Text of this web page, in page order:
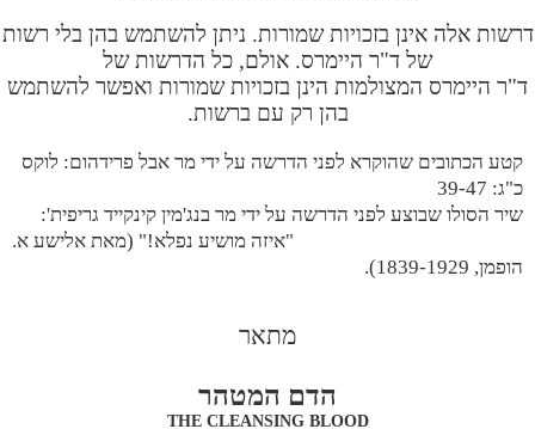
דרשות אלה אינן בזכויות שמורות. ניתן להשתמש בהן בלי רשות
של ד"ר היימרס. אולם, כל הדרשות של
ד"ר היימרס המצולמות הינן בזכויות שמורות ואפשר להשתמש
בהן רק עם ברשות.
קטע הכתובים שהוקרא לפני הדרשה על ידי מר אבל פרידהום: לוקס
כ"ג: 39-47
שיר הסולו שבוצע לפני הדרשה על ידי מר בנג'מין קינקייד גריפית':
"איזה מושיע נפלא!" (מאת אלישע א.
הופמן, 1839-1929).
מתאר
הדם המטהר
THE CLEANSING BLOOD